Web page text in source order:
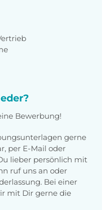
Bewerbung!
gerne
per E-Mail oder
lieber persönlich mit
ruf uns an oder
Bei einer
mit Dir gerne die